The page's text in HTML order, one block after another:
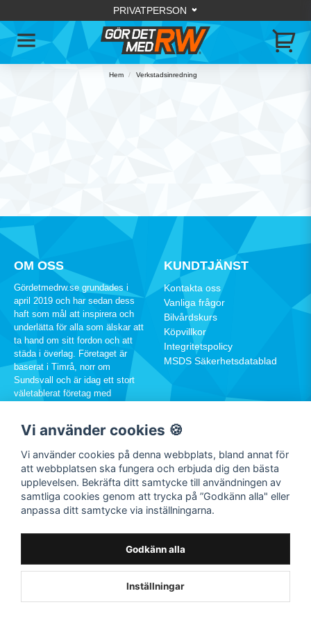
Hem Verkstadsinredning
OM OSS
Gördetmedrw.se grundades i
april 2019 och har sedan dess
haft som mål att inspirera och
underlätta för alla som älskar att
ta hand om sitt fordon och att
städa i överlag. Företaget är
baserat i Timrå, norr om
Sundsvall och är idag ett stort
väletablerat företag med
info@rw.se
KUNDTJÄNST
Kontakta oss
Vanliga frågor
Bilvårdskurs
Köpvillkor
Integritetspolicy
MSDS Säkerhetsdatablad
SOCIALA MEDIER
TikTok
Vi använder cookies 🍪
Vi använder cookies på denna webbplats, bland annat för
att webbplatsen ska fungera och erbjuda dig den bästa
upplevelsen. Bekräfta ditt samtycke till användningen av
samtliga cookies genom att trycka på ”Godkänn alla" eller
anpassa ditt samtycke via inställningarna.
Godkänn alla
Inställningar